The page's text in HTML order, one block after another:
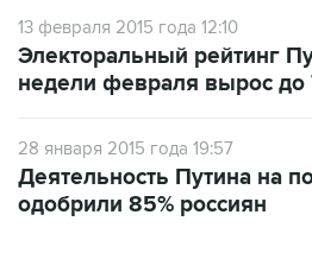
13 февраля 2015 года 12:10
Электоральный рейтинг
недели февраля вырос до
28 января 2015 года 19:57
Деятельность Путина на
одобрили 85% россиян